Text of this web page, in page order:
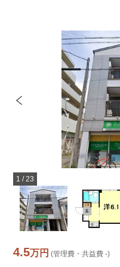
1 /23
4.5万円 (管理費・共益費 -)